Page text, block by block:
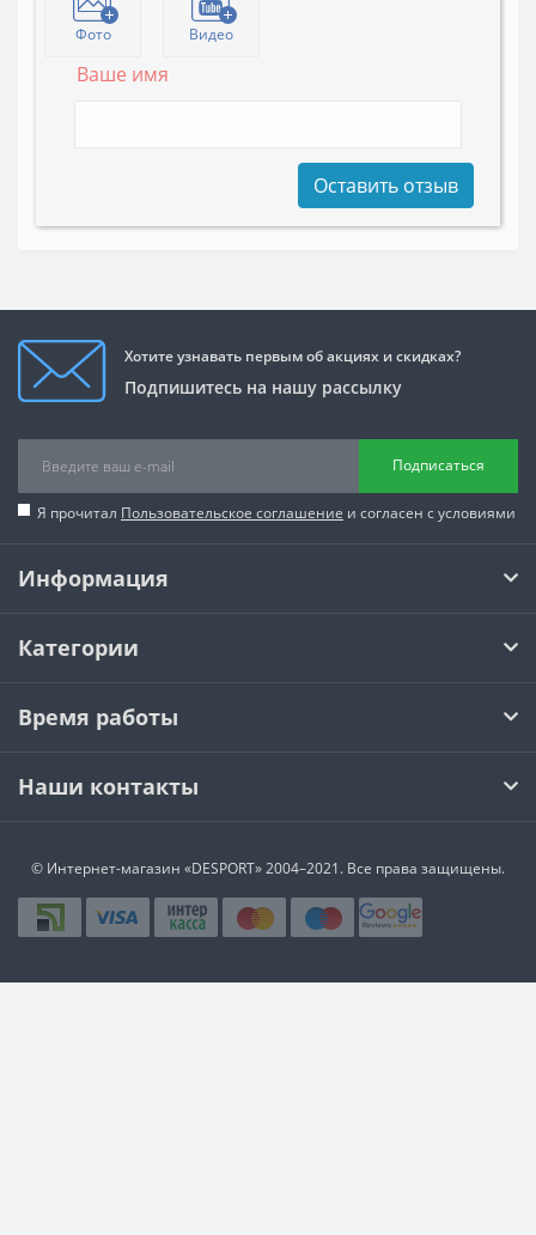
Фото Видео
Ваше имя
Оставить отзыв
Хотите узнавать первым об акциях и скидках?
Подпишитесь на нашу рассылку
Подписаться
Я прочитал Пользовательское соглашение и согласен с условиями
Информация
Категории
Время работы
Наши контакты
© Интернет-магазин «DESPORT»2004–2021. Все права защищены.